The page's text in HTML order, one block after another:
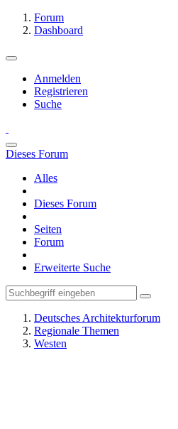
Forum
Dashboard
Anmelden
Registrieren
Suche
Dieses Forum
Alles
Dieses Forum
Seiten
Forum
Erweiterte Suche
Deutsches Architekturforum
Regionale Themen
Westen